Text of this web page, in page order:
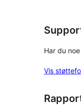
Har du
Vis